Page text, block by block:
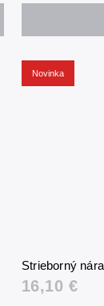
Novinka
Strieborný
16,10 €